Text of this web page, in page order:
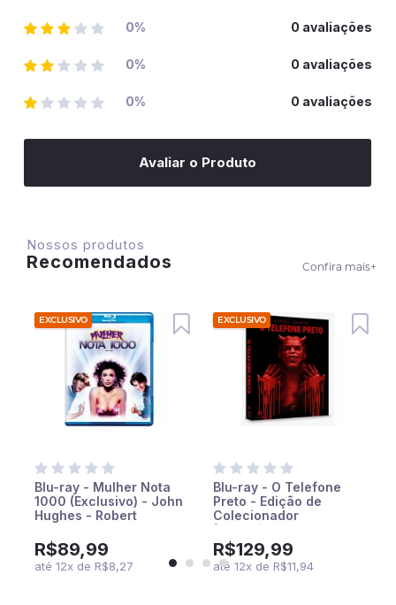
0% 0 avaliações
0% 0 avaliações
0% 0 avaliações
Avaliar o Produto
Nossos produtos
Recomendados Confira mais+
EXCLUSIVO
Blu-ray - Mulher Nota
1000 (Exclusivo) - John
Hughes - Robert
R$89,99
até 12xde R$8,27
EXCLUSIVO
Blu-ray - O Telefone
Preto - Edição de
Colecionador
(Exclusivo)
R$129,99
até 12xde R$11,94